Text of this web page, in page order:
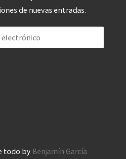
de nuevas entradas.
electrónico
todo by Benjamín García